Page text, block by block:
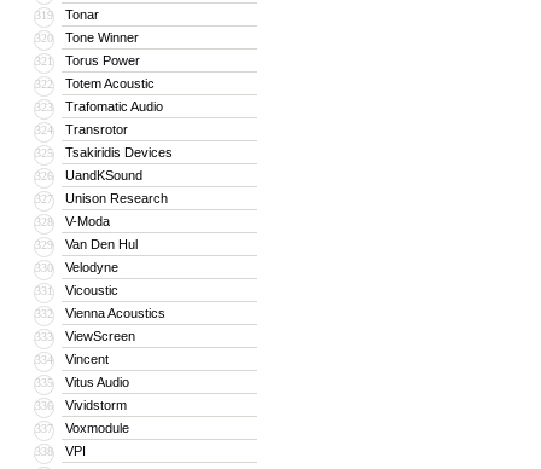
319 Tonar
320 Tone Winner
321 Torus Power
322 Totem Acoustic
323 Trafomatic Audio
324 Transrotor
325 Tsakiridis Devices
326 UandKSound
327 Unison Research
328 V-Moda
329 Van Den Hul
330 Velodyne
331 Vicoustic
332 Vienna Acoustics
333 ViewScreen
334 Vincent
335 Vitus Audio
336 Vividstorm
337 Voxmodule
338 VPI